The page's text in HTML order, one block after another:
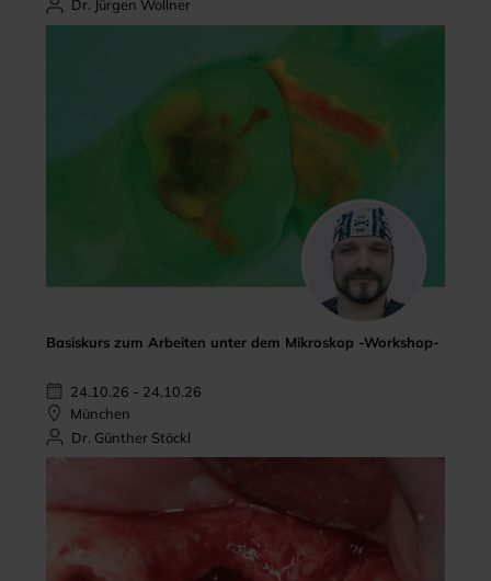
Dr. Jürgen Wollner
Basiskurs zum Arbeiten unter dem Mikroskop -Workshop-
24.10.26 - 24.10.26
München
Dr. Günther Stöckl